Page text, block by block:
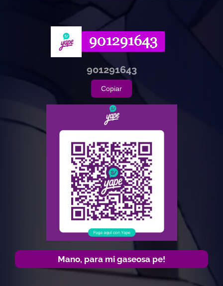
901291643
Copiar
Mano, para mi gaseosa pe!